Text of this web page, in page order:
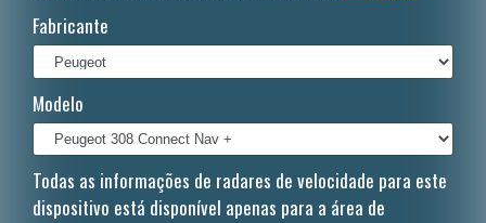
Français
Polski
Dansk
Fabricante
Modelo
Todas as informações de radares de velocidade para este
dispositivo está disponível apenas para a área de